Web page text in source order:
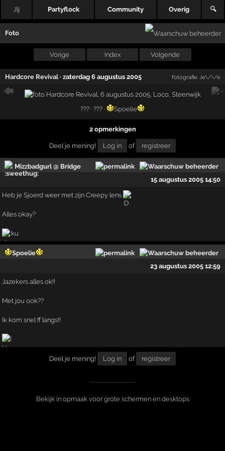
Jij Partyflock Community Overig 🔍
Foto
Vorige Index Volgende
Hardcore Revival ·zaterdag 6 augustus 2005 fotografie: Je\/\/e
??? · ??? · Spoelie
2 opmerkingen
Deel je mening! Log in of registreer
Mizzbadgurl @ Bridge
15 augustus 2005 14:50
Heb je Sjoerd weer met zijn Creepy lens
Alles okay?
Spoelie
23 augustus 2005 12:59
Jazekers alles ok!!
Met jou ook??
Ik kom snel ff langs!!
Deel je mening! Log in of registreer
Bekijk in opmaak voor grote schermen en desktops